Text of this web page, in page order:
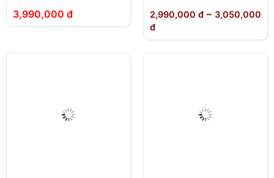
3,990,000 đ
2,990,000 đ ~ 3,050,000
đ